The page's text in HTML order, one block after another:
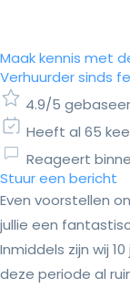
Maak kennis met
Verhuurder sinds
4.9/5
Heeft al 65
Reageert
Stuur een bericht
Even voorstellen
jullie een
Inmiddels zijn wij
deze periode al